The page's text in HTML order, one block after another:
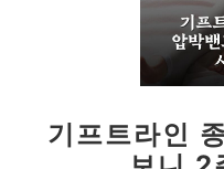
기프트라인